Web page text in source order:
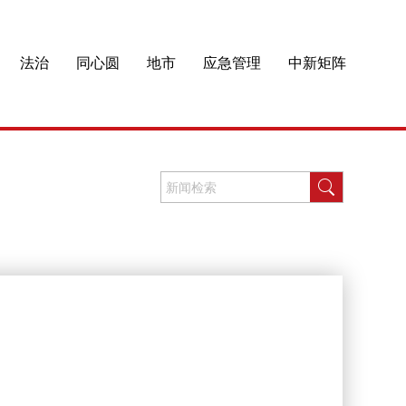
法治 同心圆 地市 应急管理 中新矩阵